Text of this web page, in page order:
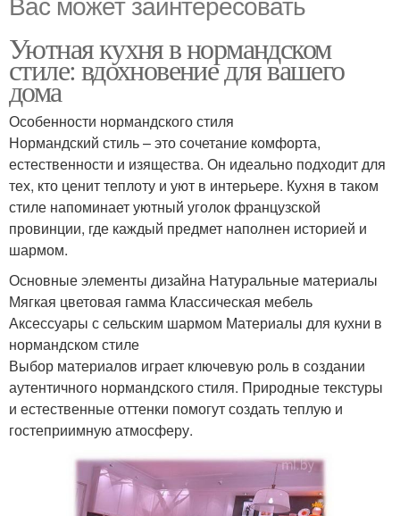
Уютная кухня в нормандском
стиле: вдохновение для вашего
дома
Особенности нормандского стиля
Нормандский стиль – это сочетание комфорта,
естественности и изящества. Он идеально подходит для
тех, кто ценит теплоту и уют в интерьере. Кухня в таком
стиле напоминает уютный уголок французской
провинции, где каждый предмет наполнен историей и
шармом.
Основные элементы дизайна Натуральные материалы
Мягкая цветовая гамма Классическая мебель
Аксессуары с сельским шармом Материалы для кухни в
нормандском стиле
Выбор материалов играет ключевую роль в создании
аутентичного нормандского стиля. Природные текстуры
и естественные оттенки помогут создать теплую и
гостеприимную атмосферу.